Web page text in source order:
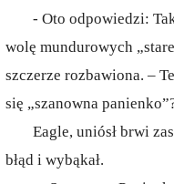
- Oto odpowiedzi:
wolę mundurowych
szczerze rozbawiona. –
się „szanowna
Eagle, uniósł brwi
błąd i wybąkał.